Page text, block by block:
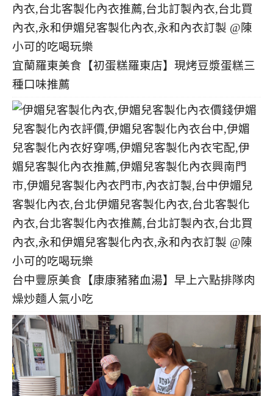
宜蘭羅東美食【初蛋糕羅東店】現烤豆漿蛋糕三
種口味推薦
台中豐原美食【康康豬豬血湯】早上六點排隊肉
燥炒麵人氣小吃